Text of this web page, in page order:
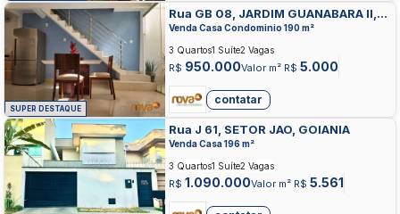
SUPER DESTAQUE
Rua GB 08, JARDIM GUANABARA II,
GOIANIA
Venda Casa Condominio 190 m²
R$ 950.000Valor m² R$ 5.000
3 Quartos1 Suíte2 Vagas
contatar
Rua J 61, SETOR JAO, GOIANIA
Venda Casa 196 m²
R$ 1.090.000Valor m² R$ 5.561
3 Quartos1 Suíte2 Vagas